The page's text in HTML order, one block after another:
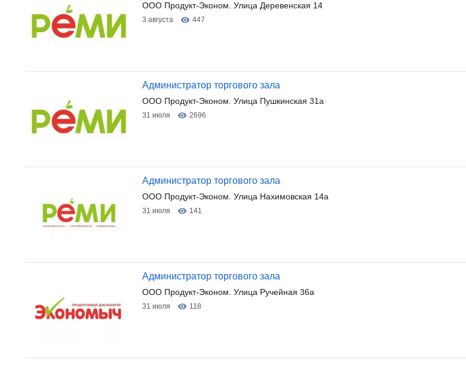
ООО Продукт-Эконом. Улица Деревенская 14
3 августа 447
Администратор торгового зала
ООО Продукт-Эконом. Улица Пушкинская 31а
31 июля 2696
Администратор торгового зала
ООО Продукт-Эконом. Улица Нахимовская 14а
31 июля 141
Администратор торгового зала
ООО Продукт-Эконом. Улица Ручейная 36а
31 июля 118